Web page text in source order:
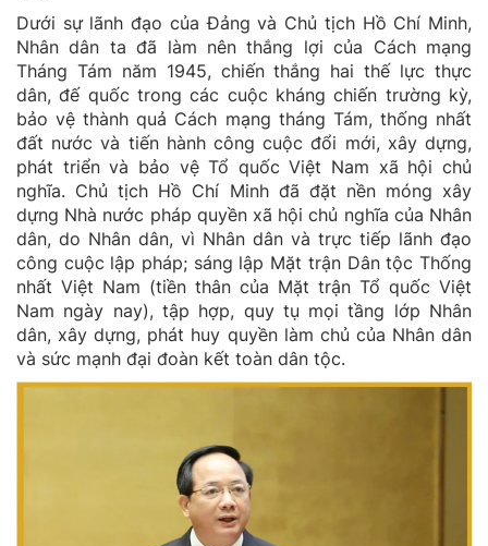
Dưới sự lãnh đạo của Đảng và Chủ tịch Hồ Chí Minh,
Nhân dân ta đã làm nên thắng lợi của Cách mạng
Tháng Tám năm 1945, chiến thắng hai thế lực thực
dân, đế quốc trong các cuộc kháng chiến trường kỳ,
bảo vệ thành quả Cách mạng tháng Tám, thống nhất
đất nước và tiến hành công cuộc đổi mới, xây dựng,
phát triển và bảo vệ Tổ quốc Việt Nam xã hội chủ
nghĩa. Chủ tịch Hồ Chí Minh đã đặt nền móng xây
dựng Nhà nước pháp quyền xã hội chủ nghĩa của Nhân
dân, do Nhân dân, vì Nhân dân và trực tiếp lãnh đạo
công cuộc lập pháp; sáng lập Mặt trận Dân tộc Thống
nhất Việt Nam (tiền thân của Mặt trận Tổ quốc Việt
Nam ngày nay), tập hợp, quy tụ mọi tầng lớp Nhân
dân, xây dựng, phát huy quyền làm chủ của Nhân dân
và sức mạnh đại đoàn kết toàn dân tộc.